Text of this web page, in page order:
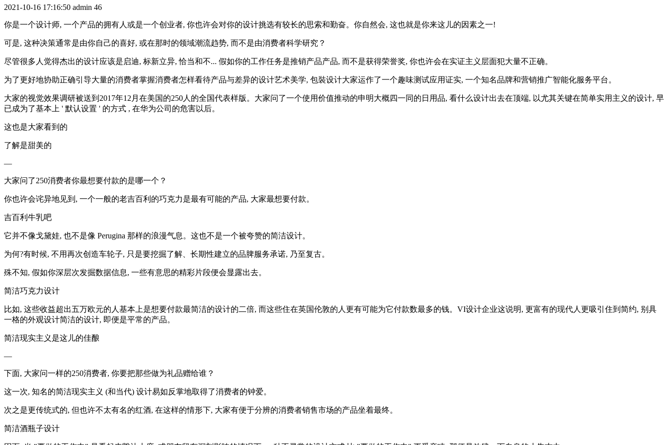
2021-10-16 17:16:50 admin 46
你是一个设计师, 一个产品的拥有人或是一个创业者, 你也许会对你的设计挑选有较长的思索和勤奋。你自然会, 这也就是你来这儿的因素之一!
可是, 这种决策通常是由你自己的喜好, 或在那时的领域潮流趋势, 而不是由消费者科学研究？
尽管很多人觉得杰出的设计应该是启迪, 标新立异, 恰当和不... 假如你的工作任务是推销产品产品, 而不是获得荣誉奖, 你也许会在实证主义层面犯大量不正确。
为了更好地协助正确引导大量的消费者掌握消费者怎样看待产品与差异的设计艺术美学, 包裝设计大家运作了一个趣味测试应用证实, 一个知名品牌和营销推广智能化服务平台。
大家的视觉效果调研被送到2017年12月在美国的250人的全国代表样版。大家问了一个使用价值推动的申明大概四一同的日用品, 看什么设计出去在顶端, 以尤其关键在简单实用主义的设计, 早
已成为了基本上 ' 默认设置 ' 的方式 , 在华为公司的危害以后。
这也是大家看到的
了解是甜美的
—
大家问了250消费者你最想要付款的是哪一个？
你也许会诧异地见到, 一个一般的老吉百利的巧克力是最有可能的产品, 大家最想要付款。
吉百利牛乳吧
它并不像戈黛娃, 也不是像 Perugina 那样的浪漫气息。这也不是一个被夸赞的简洁设计。
为何?有时候, 不用再次创造车轮子, 只是要挖掘了解、长期性建立的品脾服务承诺, 乃至复古。
殊不知, 假如你深层次发掘数据信息, 一些有意思的精彩片段便会显露出去。
简洁巧克力设计
比如, 这些收益超出五万欧元的人基本上是想要付款最简洁的设计的二倍, 而这些住在英国伦敦的人更有可能为它付款数最多的钱。VI设计企业这说明, 更富有的现代人更吸引住到简约, 别具
一格的外观设计简洁的设计, 即便是平常的产品。
简洁现实主义是这儿的佳酿
—
下面, 大家问一样的250消费者, 你要把那些做为礼品赠给谁？
这一次, 知名的简洁现实主义 (和当代) 设计易如反掌地取得了消费者的钟爱。
次之是更传统式的, 但也许不太有名的红酒, 在这样的情形下, 大家有便于分辨的消费者销售市场的产品坐着最终。
简洁酒瓶子设计